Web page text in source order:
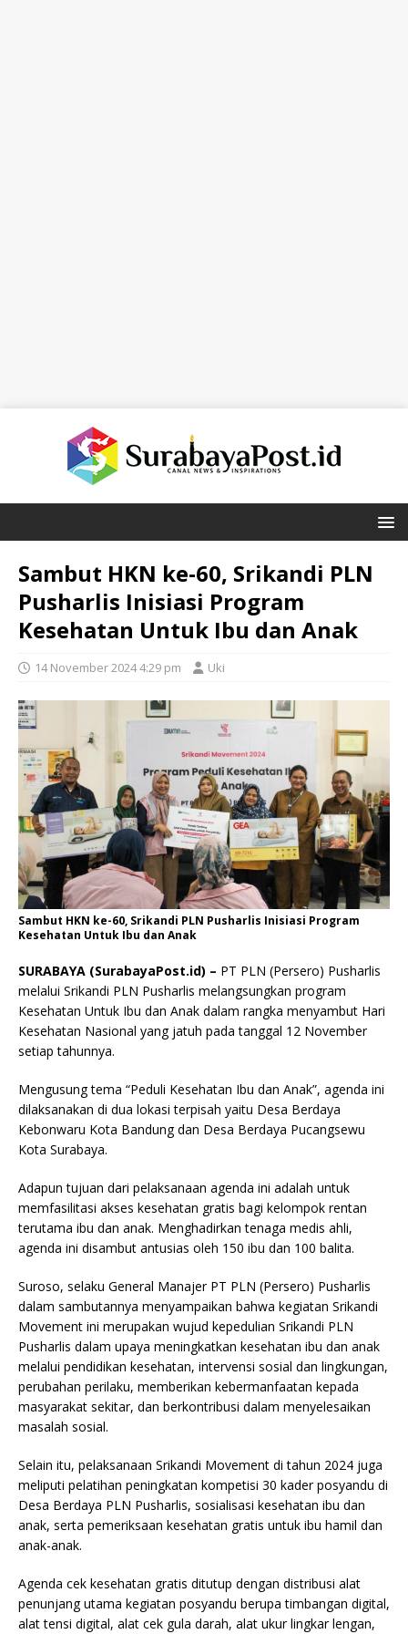
Sambut HKN ke-60, Srikandi PLN
Pusharlis Inisiasi Program
Kesehatan Untuk Ibu dan Anak
14 November 2024 4:29 pm Uki
Sambut HKN ke-60, Srikandi PLN Pusharlis Inisiasi Program
Kesehatan Untuk Ibu dan Anak
SURABAYA (SurabayaPost.id) – PT PLN (Persero) Pusharlis
melalui Srikandi PLN Pusharlis melangsungkan program
Kesehatan Untuk Ibu dan Anak dalam rangka menyambut Hari
Kesehatan Nasional yang jatuh pada tanggal 12 November
setiap tahunnya.
Mengusung tema “Peduli Kesehatan Ibu dan Anak”, agenda ini
dilaksanakan di dua lokasi terpisah yaitu Desa Berdaya
Kebonwaru Kota Bandung dan Desa Berdaya Pucangsewu
Kota Surabaya.
Adapun tujuan dari pelaksanaan agenda ini adalah untuk
memfasilitasi akses kesehatan gratis bagi kelompok rentan
terutama ibu dan anak. Menghadirkan tenaga medis ahli,
agenda ini disambut antusias oleh 150 ibu dan 100 balita.
Suroso, selaku General Manajer PT PLN (Persero) Pusharlis
dalam sambutannya menyampaikan bahwa kegiatan Srikandi
Movement ini merupakan wujud kepedulian Srikandi PLN
Pusharlis dalam upaya meningkatkan kesehatan ibu dan anak
melalui pendidikan kesehatan, intervensi sosial dan lingkungan,
perubahan perilaku, memberikan kebermanfaatan kepada
masyarakat sekitar, dan berkontribusi dalam menyelesaikan
masalah sosial.
Selain itu, pelaksanaan Srikandi Movement di tahun 2024 juga
meliputi pelatihan peningkatan kompetisi 30 kader posyandu di
Desa Berdaya PLN Pusharlis, sosialisasi kesehatan ibu dan
anak, serta pemeriksaan kesehatan gratis untuk ibu hamil dan
anak-anak.
Agenda cek kesehatan gratis ditutup dengan distribusi alat
penunjang utama kegiatan posyandu berupa timbangan digital,
alat tensi digital, alat cek gula darah, alat ukur lingkar lengan,